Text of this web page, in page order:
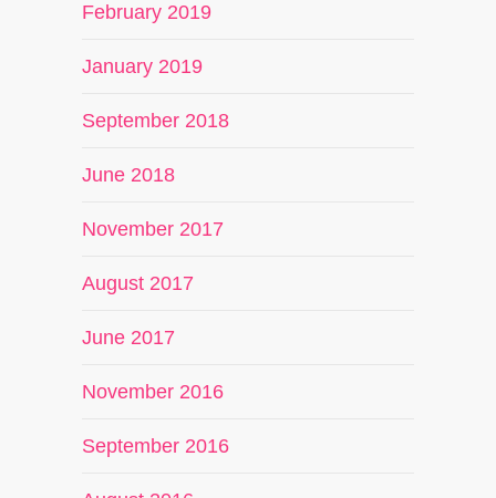
February 2019
January 2019
September 2018
June 2018
November 2017
August 2017
June 2017
November 2016
September 2016